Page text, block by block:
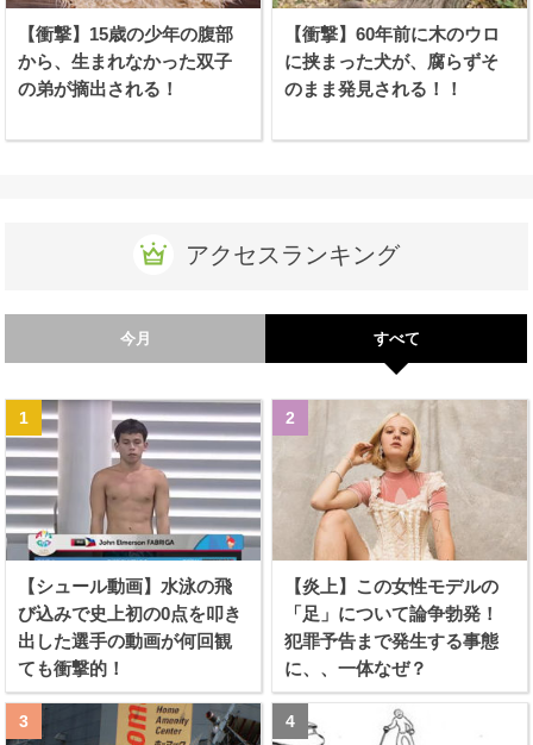
【衝撃】15歳の少年の腹部
から、生まれなかった双子
の弟が摘出される！
【衝撃】60年前に木のウロ
に挟まった犬が、腐らずそ
のまま発見される！！
アクセスランキング
今月 すべて
【シュール動画】水泳の飛
び込みで史上初の0点を叩き
出した選手の動画が何回観
ても衝撃的！
【炎上】この女性モデルの
「足」について論争勃発！
犯罪予告まで発生する事態
に、、一体なぜ？